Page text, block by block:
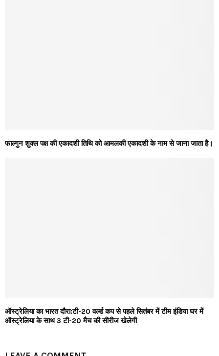
फाल्गुन शुक्ल पक्ष की एकादशी तिथि को आमलकी एकादशी के नाम से जाना जाता है।
ऑस्ट्रेलिया का भारत दौरा:टी-20 वर्ल्ड कप से पहले सितंबर में टीम इंडिया घर में
ऑस्ट्रेलिया के साथ 3 टी-20 मैच की सीरीज खेलेगी